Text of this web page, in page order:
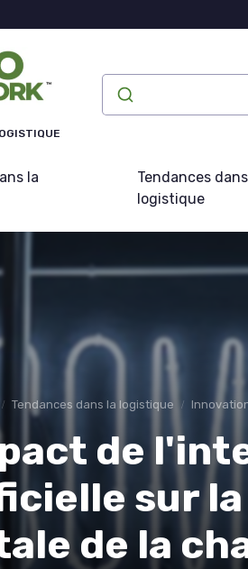
la
Tendances
logistique
Tendances dans la logistique
de
sur
de la
cookies